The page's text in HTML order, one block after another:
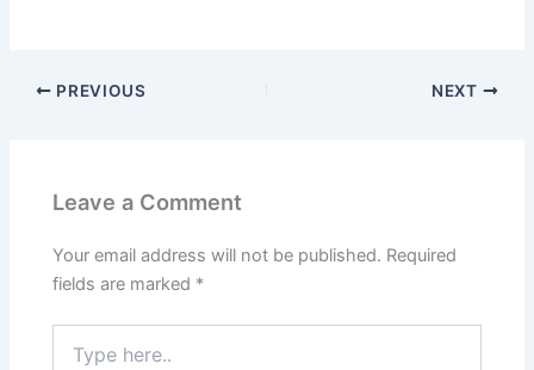
PREVIOUS NEXT
Leave a Comment
Your email address will not be published. Required
fields are marked *
here..